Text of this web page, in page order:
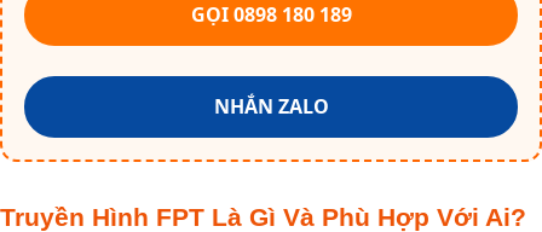
GỌI 0898 180 189
NHẮN ZALO
Truyền Hình FPT Là Gì Và Phù Hợp Với Ai?